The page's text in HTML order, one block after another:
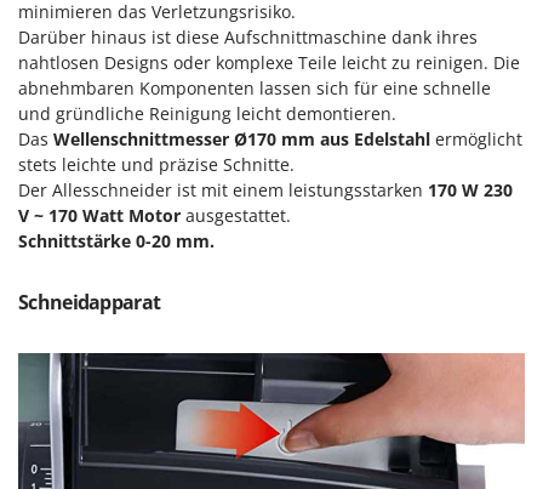
Pelletpressen
Pflüge für Traktor
Planierschilder für Traktoren
Plasmaschneider
Poolroboter
Pools
Poolstaubsauger
R
Rasenmäher
Rasensodenschneider
Rasentraktoren Aufsitzmäher
Rasentrimmer - Kantenschneider
Rasentrimmer - Motorsensen - Freischneider
G
G3 Ferrari
Gardena
Garofalo
GeoTech
GeoTech Pro
Gierre
Ginko - MGM
Girmi
GRAEF
Gre
minimieren das Verletzungsrisiko.
Darüber hinaus ist diese Aufschnittmaschine dank ihres
nahtlosen Designs oder komplexe Teile leicht zu reinigen. Die
abnehmbaren Komponenten lassen sich für eine schnelle
und gründliche Reinigung leicht demontieren.
Das Wellenschnittmesser Ø170 mm aus Edelstahl ermöglicht
stets leichte und präzise Schnitte.
Der Allesschneider ist mit einem leistungsstarken 170 W 230
V ~ 170 Watt Motor ausgestattet.
Schnittstärke 0-20 mm.
Schneidapparat